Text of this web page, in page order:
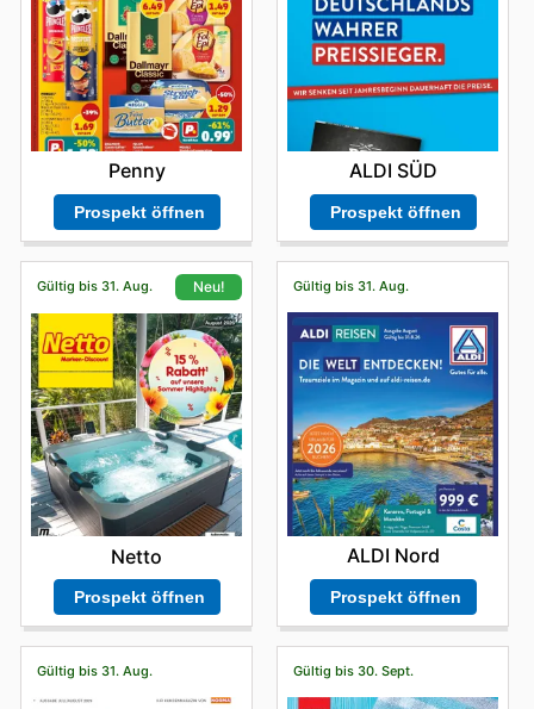
Penny
Prospekt öffnen
ALDI SÜD
Prospekt öffnen
Gültig bis 31. Aug. Neu!
Netto
Prospekt öffnen
Gültig bis 31. Aug.
ALDI Nord
Prospekt öffnen
Gültig bis 31. Aug. Gültig bis 30. Sept.